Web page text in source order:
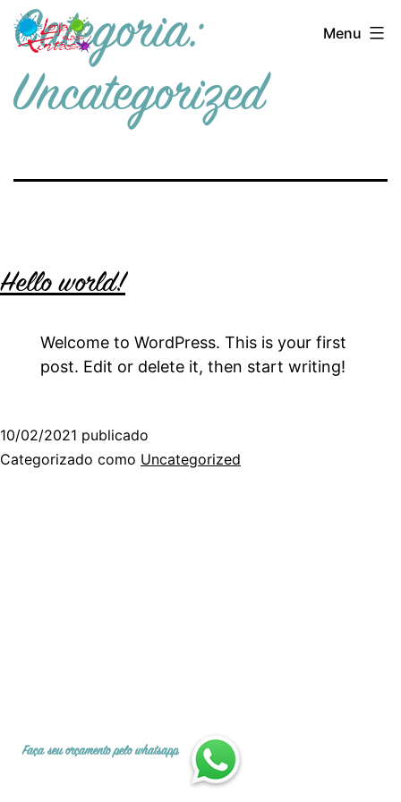
Pular
para
conteúdo
Loja
das
Ilhabela
Menu
Categoria:
Uncategorized
Hello world!
Welcome to WordPress. This is your first
post. Edit or delete it, then start writing!
10/02/2021 publicado
Categorizado como Uncategorized
Faça seu orçamento pelo whatsapp